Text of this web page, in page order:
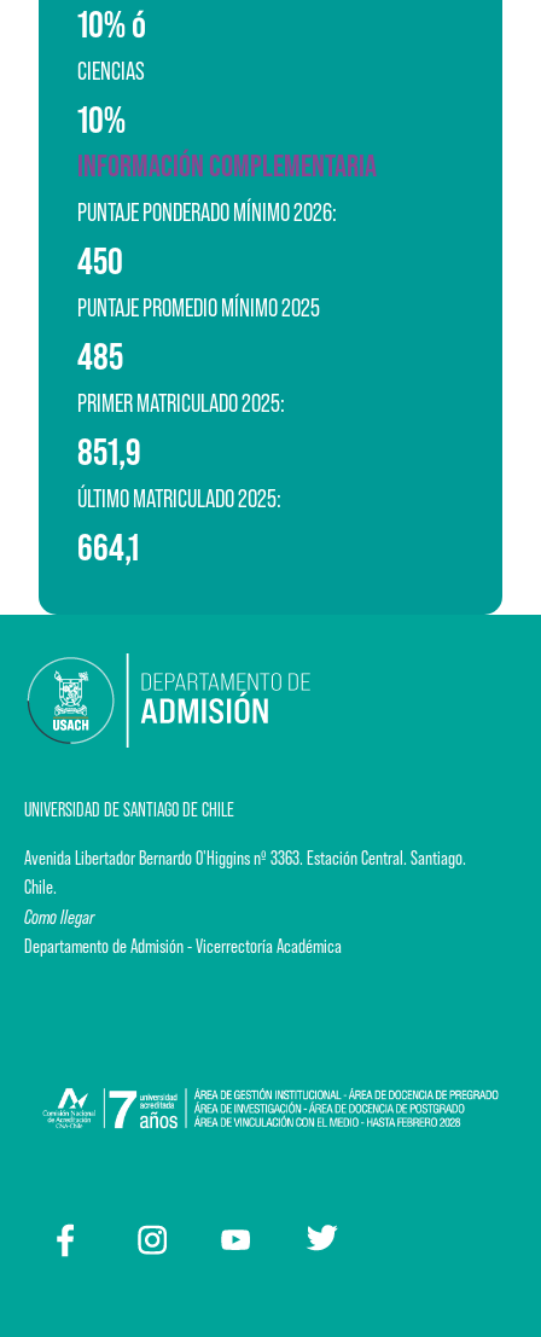
10% ó
CIENCIAS
10%
INFORMACIÓN COMPLEMENTARIA
PUNTAJE PONDERADO MÍNIMO 2026:
450
PUNTAJE PROMEDIO MÍNIMO 2025
485
PRIMER MATRICULADO 2025:
851,9
ÚLTIMO MATRICULADO 2025:
664,1
UNIVERSIDAD DE SANTIAGO DE CHILE
Avenida Libertador Bernardo O'Higgins nº 3363. Estación Central. Santiago.
Chile.
Como llegar
Departamento de Admisión - Vicerrectoría Académica